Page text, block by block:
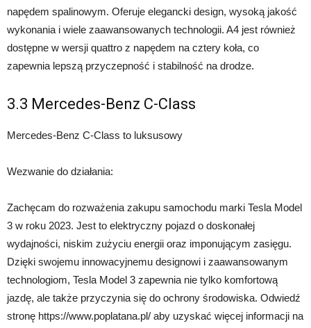
napędem spalinowym. Oferuje elegancki design, wysoką jakość
wykonania i wiele zaawansowanych technologii. A4 jest również
dostępne w wersji quattro z napędem na cztery koła, co
zapewnia lepszą przyczepność i stabilność na drodze.
3.3 Mercedes-Benz C-Class
Mercedes-Benz C-Class to luksusowy
Wezwanie do działania:
Zachęcam do rozważenia zakupu samochodu marki Tesla Model
3 w roku 2023. Jest to elektryczny pojazd o doskonałej
wydajności, niskim zużyciu energii oraz imponującym zasięgu.
Dzięki swojemu innowacyjnemu designowi i zaawansowanym
technologiom, Tesla Model 3 zapewnia nie tylko komfortową
jazdę, ale także przyczynia się do ochrony środowiska. Odwiedź
stronę https://www.poplatana.pl/ aby uzyskać więcej informacji na